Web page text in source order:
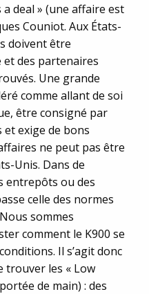
a deal » (une affaire est
Couniot. Aux États-
doivent être
des partenaires
Une grande
comme allant de soi
être consigné par
et exige de bons
ne peut pas être
Unis. Dans de
entrepôts ou des
celle des normes
sommes
comment le K900 se
Il s’agit donc
trouver les « Low
de main) : des